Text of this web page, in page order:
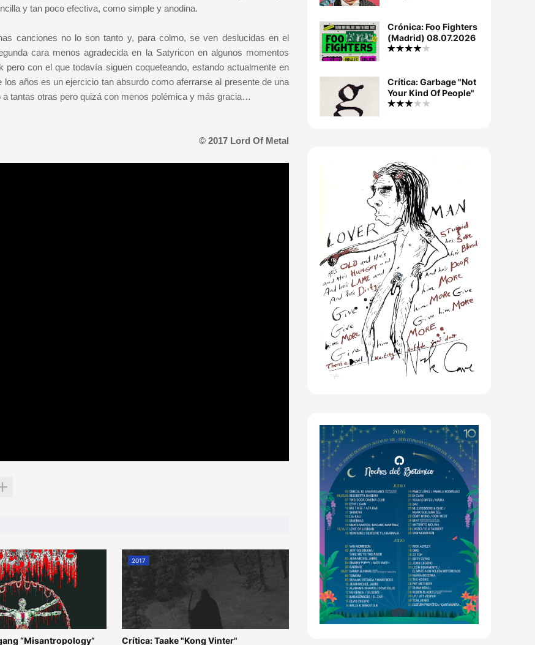
y tan poco efectiva, como simple y anodina.
canciones no lo son tanto y, para colmo, se ven deslucidas en el
cara menos agradecida en la Satyricon en algunos momentos
con el que todavía siguen coqueteando, estando actualmente en
años es un ejercicio tan absurdo como aferrarse al presente de una
tantas otras pero quizá con menos polémica y más gracia…
© 2017 Lord Of Metal
“Misantropology”
2017
Crítica: Taake "Kong Vinter"
Crónica: Foo Fighters
(Madrid) 08.07.2026
Crítica: Garbage "Not
Your Kind Of People"